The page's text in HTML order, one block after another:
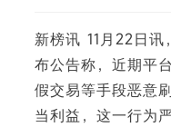
新榜讯 11月22日
布公告称，近期平
假交易等手段恶意
当利益，这一行为